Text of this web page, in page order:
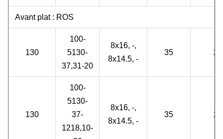
Avant plat : ROS
130
100-
5130-
37,31-20
8x16, -,
8x14.5, -
35 2
130
100-
5130-
37-
1218,10-
8x16, -,
8x14.5, -
35 2